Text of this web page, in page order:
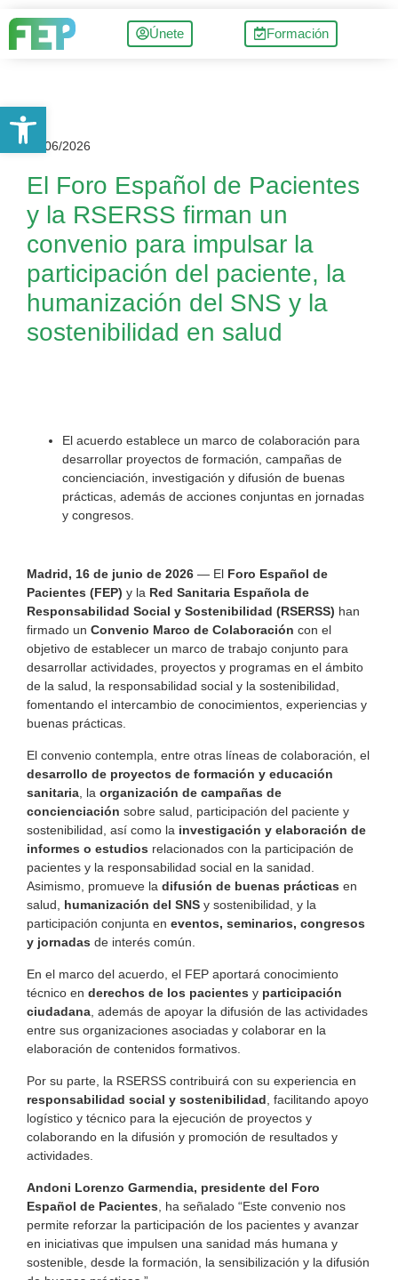
Únete Formación
16/06/2026
El Foro Español de Pacientes
y la RSERSS firman un
convenio para impulsar la
participación del paciente, la
humanización del SNS y la
sostenibilidad en salud
El acuerdo establece un marco de colaboración para
desarrollar proyectos de formación, campañas de
concienciación, investigación y difusión de buenas
prácticas, además de acciones conjuntas en jornadas
y congresos.
Madrid, 16 de junio de 2026 — El Foro Español de
Pacientes (FEP) y la Red Sanitaria Española de
Responsabilidad Social y Sostenibilidad (RSERSS) han
firmado un Convenio Marco de Colaboración con el
objetivo de establecer un marco de trabajo conjunto para
desarrollar actividades, proyectos y programas en el ámbito
de la salud, la responsabilidad social y la sostenibilidad,
fomentando el intercambio de conocimientos, experiencias y
buenas prácticas.
El convenio contempla, entre otras líneas de colaboración, el
desarrollo de proyectos de formación y educación
sanitaria , la organización de campañas de
concienciación sobre salud, participación del paciente y
sostenibilidad, así como la investigación y elaboración de
informes o estudios relacionados con la participación de
pacientes y la responsabilidad social en la sanidad.
Asimismo, promueve la difusión de buenas prácticas en
salud, humanización del SNS y sostenibilidad, y la
participación conjunta en eventos, seminarios, congresos
y jornadas de interés común.
En el marco del acuerdo, el FEP aportará conocimiento
técnico en derechos de los pacientes y participación
ciudadana , además de apoyar la difusión de las actividades
entre sus organizaciones asociadas y colaborar en la
elaboración de contenidos formativos.
Por su parte, la RSERSS contribuirá con su experiencia en
responsabilidad social y sostenibilidad , facilitando apoyo
logístico y técnico para la ejecución de proyectos y
colaborando en la difusión y promoción de resultados y
actividades.
Andoni Lorenzo Garmendia, presidente del Foro
Español de Pacientes , ha señalado “Este convenio nos
permite reforzar la participación de los pacientes y avanzar
en iniciativas que impulsen una sanidad más humana y
sostenible, desde la formación, la sensibilización y la difusión
Abrir barra de herramientas